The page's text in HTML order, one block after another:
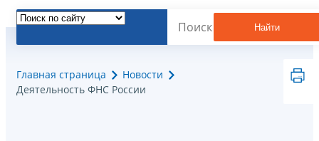
Найти
Главная страница
Новости
Деятельность ФНС России